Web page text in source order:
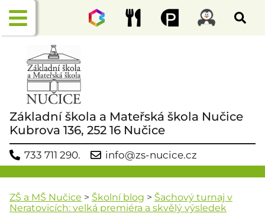
Základní škola a Mateřská škola Nučice
Kubrova 136, 252 16 Nučice
733 711 290. info@zs-nucice.cz
ZŠ a MŠ Nučice > Školní blog > Šachový turnaj v
Neratovicích: velká premiéra a skvělý výsledek